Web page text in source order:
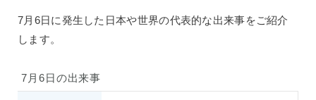
7月6日に発生した日本や世界の代表的な出来事をご紹介
します。
7月6日の出来事